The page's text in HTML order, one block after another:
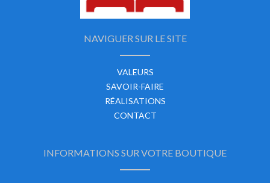
NAVIGUER SUR LE SITE
VALEURS
SAVOIR-FAIRE
RÉALISATIONS
CONTACT
INFORMATIONS SUR VOTRE BOUTIQUE